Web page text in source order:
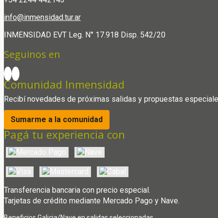
info@inmensidad.tur.ar
INMENSIDAD EVT Leg. N° 17.918 Disp. 542/20
Seguinos en
Comunidad Inmensidad
Recibí novedades de próximas salidas y propuestas
Sumarme a la comunidad
Pagá tu experiencia con
Transferencia bancaria con precio especial.
Tarjetas de crédito mediante Mercado Pago y Nave.